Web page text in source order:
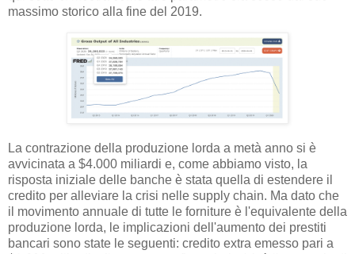
massimo storico alla fine del 2019.
La contrazione della produzione lorda a metà anno si è
avvicinata a $4.000 miliardi e, come abbiamo visto, la
risposta iniziale delle banche è stata quella di estendere il
credito per alleviare la crisi nelle supply chain. Ma dato che
il movimento annuale di tutte le forniture è l'equivalente della
produzione lorda, le implicazioni dell'aumento dei prestiti
bancari sono state le seguenti: credito extra emesso pari a